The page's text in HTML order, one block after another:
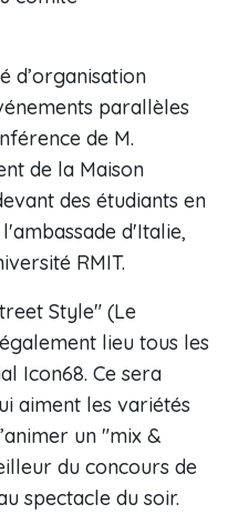
d’organisation
parallèles
de M.
de la Maison
des étudiants en
d'Italie,
RMIT.
Style" (Le
lieu tous les
Icon68. Ce sera
aiment les variétés
un "mix &
du concours de
spectacle du soir.